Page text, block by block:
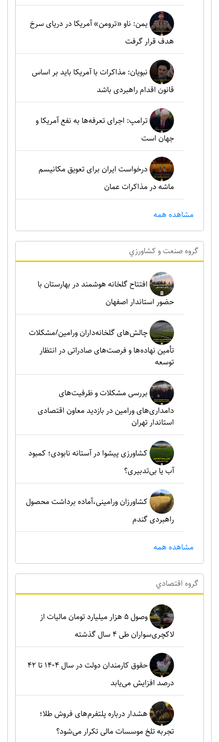
یمن: ناو «ترومن» آمریکا در دریای سرخ
هدف قرار گرفت
نبویان: مذاکرات با آمریکا باید بر اساس
قانون اقدام راهبردی باشد
ترامپ: اجرای تعرفه‌ها به نفع آمریکا و
جهان است
درخواست ایران برای تعویق مکانیسم
ماشه در مذاکرات عمان
مشاهده همه
گروه صنعت و کشاورزي
افتتاح گلخانه هوشمند در بهارستان با
حضور استاندار اصفهان
چالش‌های گلخانه‌داران ورامین/مشکلات
تأمین نهاده‌ها و فرصت‌های صادراتی در انتظار
توسعه
بررسی مشکلات و ظرفیت‌های
دامداری‌های ورامین در بازدید معاون اقتصادی
استاندار تهران
کشاورزی پیشوا در آستانه نابودی؛ کمبود
آب یا بی‌تدبیری؟
کشاورزان ورامینی،آماده برداشت محصول
راهبردی گندم
مشاهده همه
گروه اقتصادي
وصول ۵ هزار میلیارد تومان مالیات از
لاکچری‌سواران طی ۴ سال گذشته
حقوق کارمندان دولت در سال ۱۴۰۴ تا ۴۲
درصد افزایش می‌یابد
هشدار درباره پلتفرم‌های فروش طلا؛
تجربه تلخ موسسات مالی تکرار می‌شود؟